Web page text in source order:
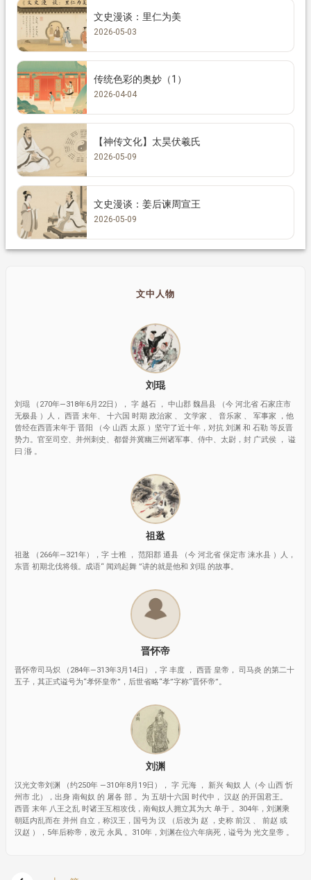
文史漫谈：里仁为美
2026-05-03
传统色彩的奥妙（1）
2026-04-04
【神传文化】太昊伏羲氏
2026-05-09
文史漫谈：姜后谏周宣王
2026-05-09
文中人物
刘琨
刘琨 （270年—318年6月22日）， 字 越石 ， 中山郡 魏昌县 （今 河北省 石家庄市
无极县 ）人， 西晋 末年、 十六国 时期 政治家 、 文学家 、 音乐家 、 军事家 ，他
曾经在西晋末年于 晋阳 （今 山西 太原 ）坚守了近十年，对抗 刘渊 和 石勒 等反晋
势力。官至司空、并州刺史、都督并冀幽三州诸军事、侍中、太尉，封 广武侯 ， 谥
曰 湣 。
祖逖
祖逖 （266年—321年），字 士稚 ， 范阳郡 逎县 （今 河北省 保定市 涞水县 ）人，
东晋 初期北伐将领。成语“ 闻鸡起舞 ”讲的就是他和 刘琨 的故事。
晋怀帝
晋怀帝司马炽 （284年—313年3月14日），字 丰度 ， 西晋 皇帝， 司马炎 的第二十
五子，其正式谥号为“孝怀皇帝”，后世省略“孝”字称“晋怀帝”。
刘渊
汉光文帝刘渊 （约250年 —310年8月19日）， 字 元海 ， 新兴 匈奴 人（今 山西 忻
州市 北），出身 南匈奴 的 屠各 部 。为 五胡十六国 时代中， 汉赵 的开国君王。
西晋 末年 八王之乱 时诸王互相攻伐，南匈奴人拥立其为大 单于 。304年，刘渊乘
朝廷内乱而在 并州 自立，称汉王，国号为 汉 （后改为 赵 ，史称 前汉 、 前赵 或
汉赵 ），5年后称帝，改元 永凤 。310年，刘渊在位六年病死，谥号为 光文皇帝 。